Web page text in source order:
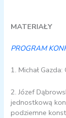
MATERIAŁY
PROGRAM
1. Michał
2. Józef
jednostkową
podziemne